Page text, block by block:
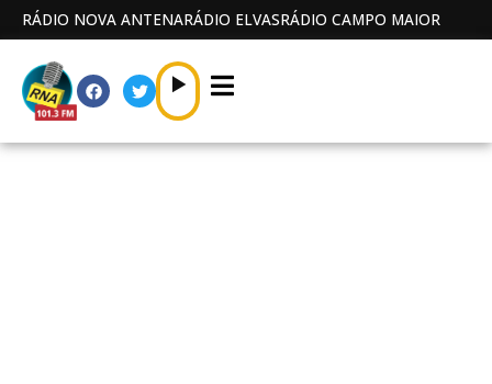
RÁDIO NOVA ANTENARÁDIO ELVASRÁDIO CAMPO MAIOR